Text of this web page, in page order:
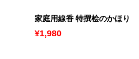
家庭用線香 特撰桧のかほり
¥1,980